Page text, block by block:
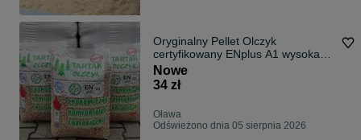
Oryginalny Pellet Olczyk
certyfikowany ENplus A1 wysoka
jakość Dostawa gratis
Nowe
34 zł
Oława
Odświeżono dnia 05 sierpnia 2026